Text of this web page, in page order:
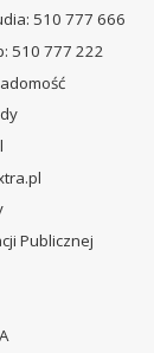
510 777 666
510 777 222
Publicznej